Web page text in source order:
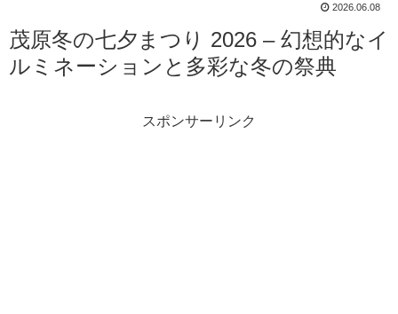
2026.06.08
茂原冬の七夕まつり 2026 – 幻想的なイ
ルミネーションと多彩な冬の祭典
スポンサーリンク